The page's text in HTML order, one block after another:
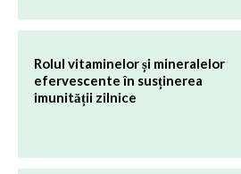
Rolul vitaminelor și mineralelor
efervescente în susținerea
imunității zilnice